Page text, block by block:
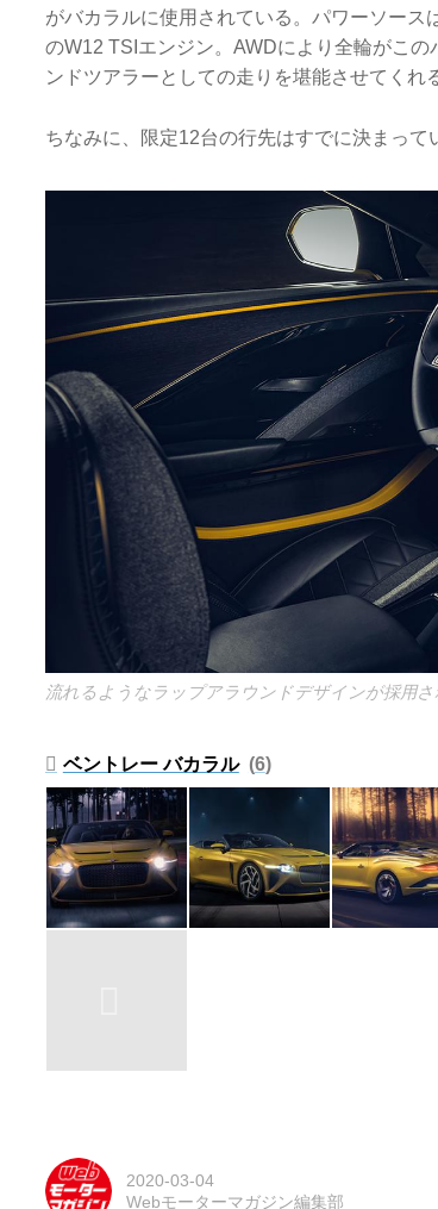
がバカラルに使用されている。パワーソー
のW12 TSIエンジン。AWDにより全輪がこ
ンドツアラーとしての走りを堪能させてくれ
ちなみに、限定12台の行先はすでに決まって
流れるようなラップアラウンドデザインが採用さ
ベントレー バカラル 6
2020-03-04
Webモーターマガジン編集部